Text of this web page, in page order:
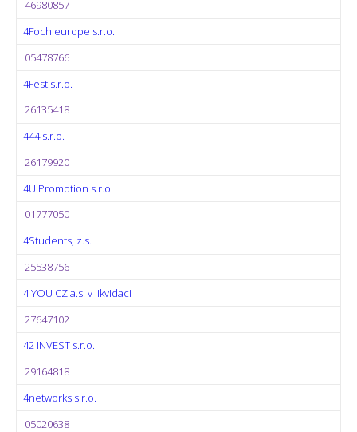
46980857
4Foch europe s.r.o.
05478766
4Fest s.r.o.
26135418
444 s.r.o.
26179920
4U Promotion s.r.o.
01777050
4Students, z.s.
25538756
4 YOU CZ a.s. v likvidaci
27647102
42 INVEST s.r.o.
29164818
4networks s.r.o.
05020638